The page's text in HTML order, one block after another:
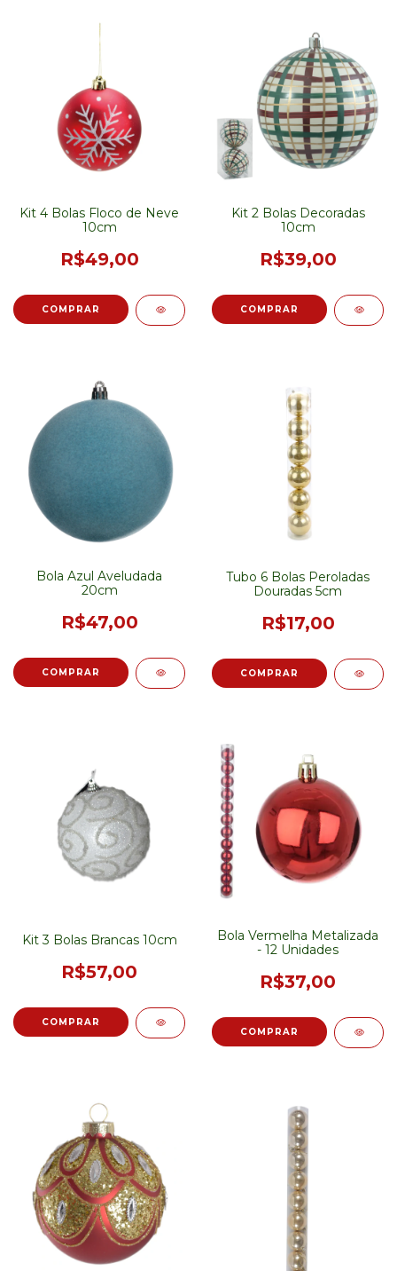
Kit 4 Bolas Floco de Neve
10cm
R$49,00
Kit 2 Bolas Decoradas
10cm
R$39,00
Bola Azul Aveludada
20cm
R$47,00
Tubo 6 Bolas Peroladas
Douradas 5cm
R$17,00
Kit 3 Bolas Brancas 10cm
R$57,00
Bola Vermelha Metalizada
- 12 Unidades
R$37,00